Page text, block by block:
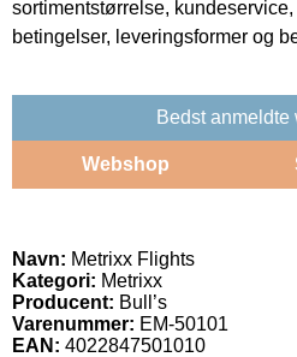
sortimentstørrelse,
betingelser, leveringsformer og
Bedst anmeldte
Webshop
Navn: Metrixx Flights
Kategori: Metrixx
Producent: Bull’s
Varenummer: EM-50101
EAN: 4022847501010